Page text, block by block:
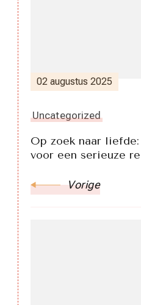
02 augustus 2025
Uncategorized
Op zoek naar
voor een serieuze
Vorige